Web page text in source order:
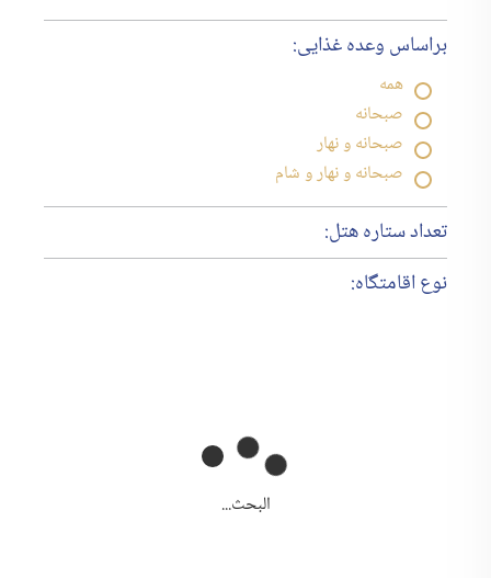
براساس وعده غذایی:
همه
صبحانه
صبحانه و نهار
صبحانه و نهار و شام
تعداد ستاره هتل:
نوع اقامتگاه:
البحث...